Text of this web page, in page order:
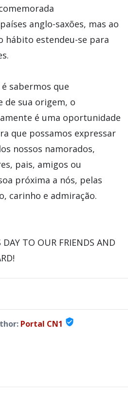
anglo-saxões, mas ao
hábito estendeu-se para
sabermos que
de sua origem, o
é uma oportunidade
que possamos expressar
nossos namorados,
pais, amigos ou
próxima a nós, pelas
carinho e admiração.
DAY TO OUR FRIENDS AND
Portal CN1 verified_user